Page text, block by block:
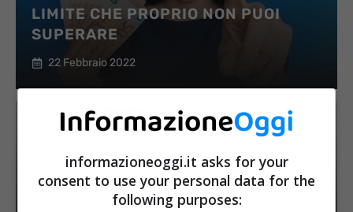
LIMITE CHE PROPRIO NON PUOI
SUPERARE
22 Febbraio 2022
PENSIONE, ATTENZIONE: CHI NON
informazioneoggi.it asks for your
consent to use your personal data for the
following purposes: